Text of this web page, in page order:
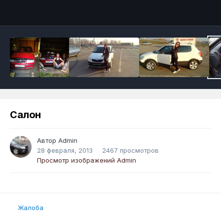
Салон
Автор Admin
28 февраля, 2013
2467 просмотров
Просмотр изображений Admin
Жалоба